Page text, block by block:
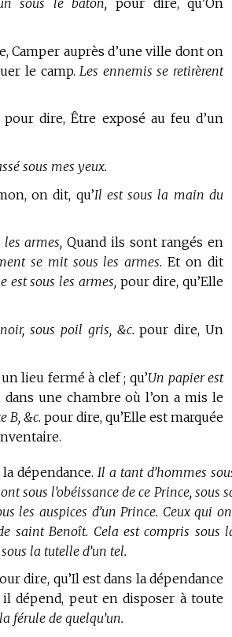
Camper auprès d’une ville dont on
le camp. Les ennemis se retirèrent
pour dire, Être exposé au feu d’un
sous mes yeux.
on dit, qu’Il est sous la main du
armes, Quand ils sont rangés en
se mit sous les armes. Et on dit
est sous les armes,pour dire, qu’Elle
sous poil gris, &c. pour dire, Un
lieu fermé à clef ; qu’Un papier est
une chambre où l’on a mis le
B, &c. pour dire, qu’Elle est marquée
dépendance. Il a tant d’hommes
sous l’obéissance de ce Prince, sous
les auspices d’un Prince. Ceux qui
saint Benoît. Cela est compris sous
la tutelle d’un tel.
dire, qu’Il est dans la dépendance
dépend, peut en disposer à toute
férule de quelqu’un.